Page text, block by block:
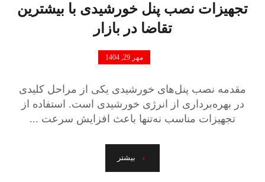
تجهیزات نصب پنل خورشیدی با بیشترین
تقاضا در بازار
مهر 29, 1404
مقدمه نصب پنل‌های خورشیدی یکی از مراحل کلیدی
در بهره‌برداری از انرژی خورشیدی است. استفاده از
تجهیزات مناسب نه‌تنها باعث افزایش سرعت ...
بیشتر